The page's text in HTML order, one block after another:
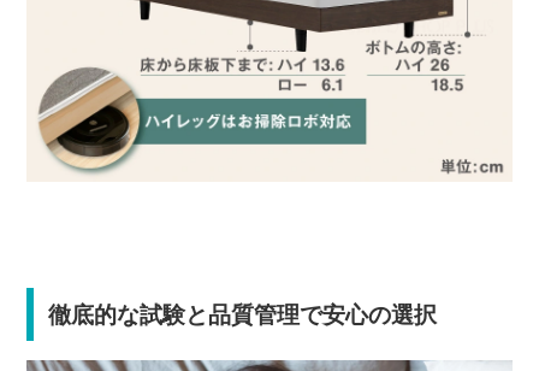
徹底的な試験と品質管理で安心の選択